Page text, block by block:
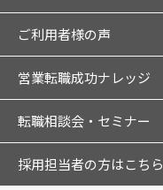
ご利用者様の声
営業転職成功ナレッジ
転職相談会・セミナー
採用担当者の方はこちら